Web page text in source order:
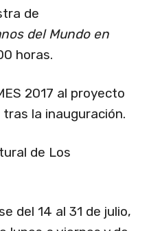
de
del Mundo en
horas.
2017 al proyecto
la inauguración.
de Los
del 14 al 31 de julio,